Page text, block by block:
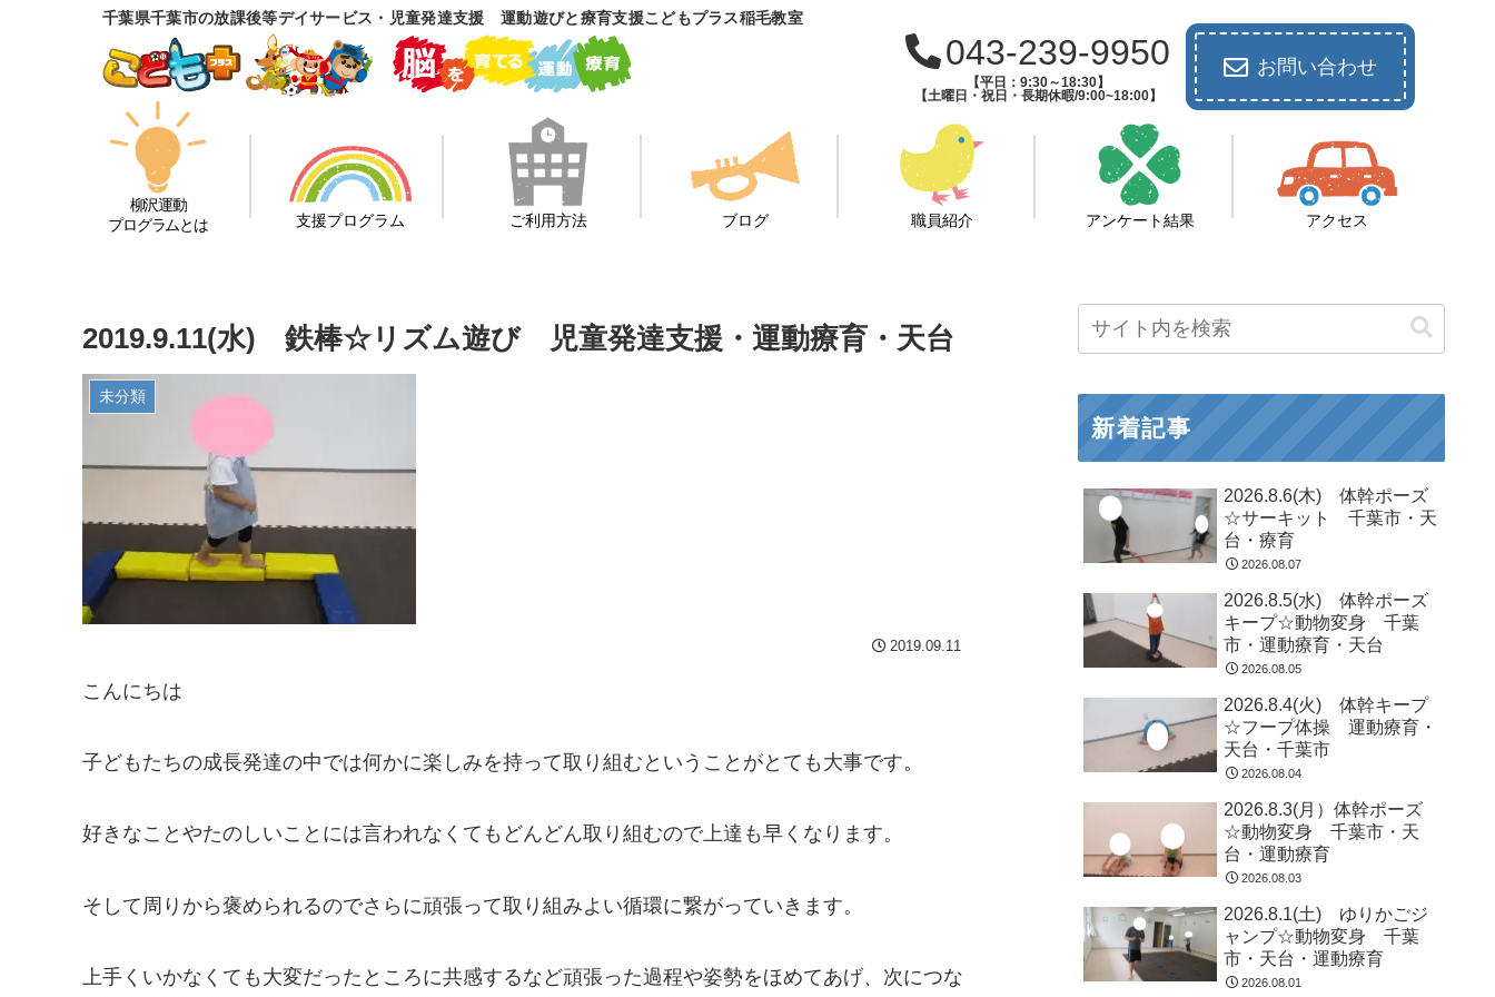
千葉県千葉市の放課後等デイサービス・児童発達支援 運動遊びと療育支援こどもプラス稲毛教室
043-239-9950
【平日：9:30～18:30】
【土曜日・祝日・長期休暇/9:00~18:00】
お問い合わせ
柳沢運動
プログラムとは
支援プログラム ご利用方法 ブログ 職員紹介 アンケート結果 アクセス
2019.9.11(水) 鉄棒☆リズム遊び 児童発達支援・運動療育・天台
未分類
2019.09.11
こんにちは
子どもたちの成長発達の中では何かに楽しみを持って取り組むということがとても大事です。
好きなことやたのしいことには言われなくてもどんどん取り組むので上達も早くなります。
そして周りから褒められるのでさらに頑張って取り組みよい循環に繋がっていきます。
上手くいかなくても大変だったところに共感するなど頑張った過程や姿勢をほめてあげ、次につな
新着記事
2026.8.6(木) 体幹ポーズ
☆サーキット 千葉市・天
台・療育
2026.08.07
2026.8.5(水) 体幹ポーズ
キープ☆動物変身 千葉
市・運動療育・天台
2026.08.05
2026.8.4(火) 体幹キープ
☆フープ体操 運動療育・
天台・千葉市
2026.08.04
2026.8.3(月）体幹ポーズ
☆動物変身 千葉市・天
台・運動療育
2026.08.03
2026.8.1(土) ゆりかごジ
ャンプ☆動物変身 千葉
市・天台・運動療育
2026.08.01